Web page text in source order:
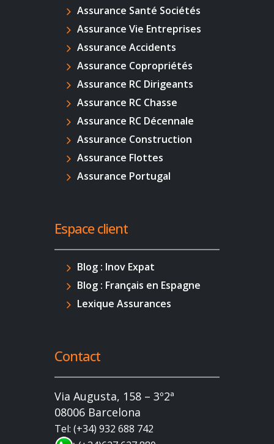
Assurance Santé Sociétés
Assurance Vie Entreprises
Assurance Accidents
Assurance Copropriétés
Assurance RC Dirigeants
Assurance RC Chasse
Assurance RC Décennale
Assurance Construction
Assurance Flottes
Assurance Portugal
Espace client
Blog : Inov Expat
Blog : Français en Espagne
Lexique Assurances
Contact
Via Augusta, 158 – 3º2ª
08006 Barcelona
Tel: (+34) 932 688 742